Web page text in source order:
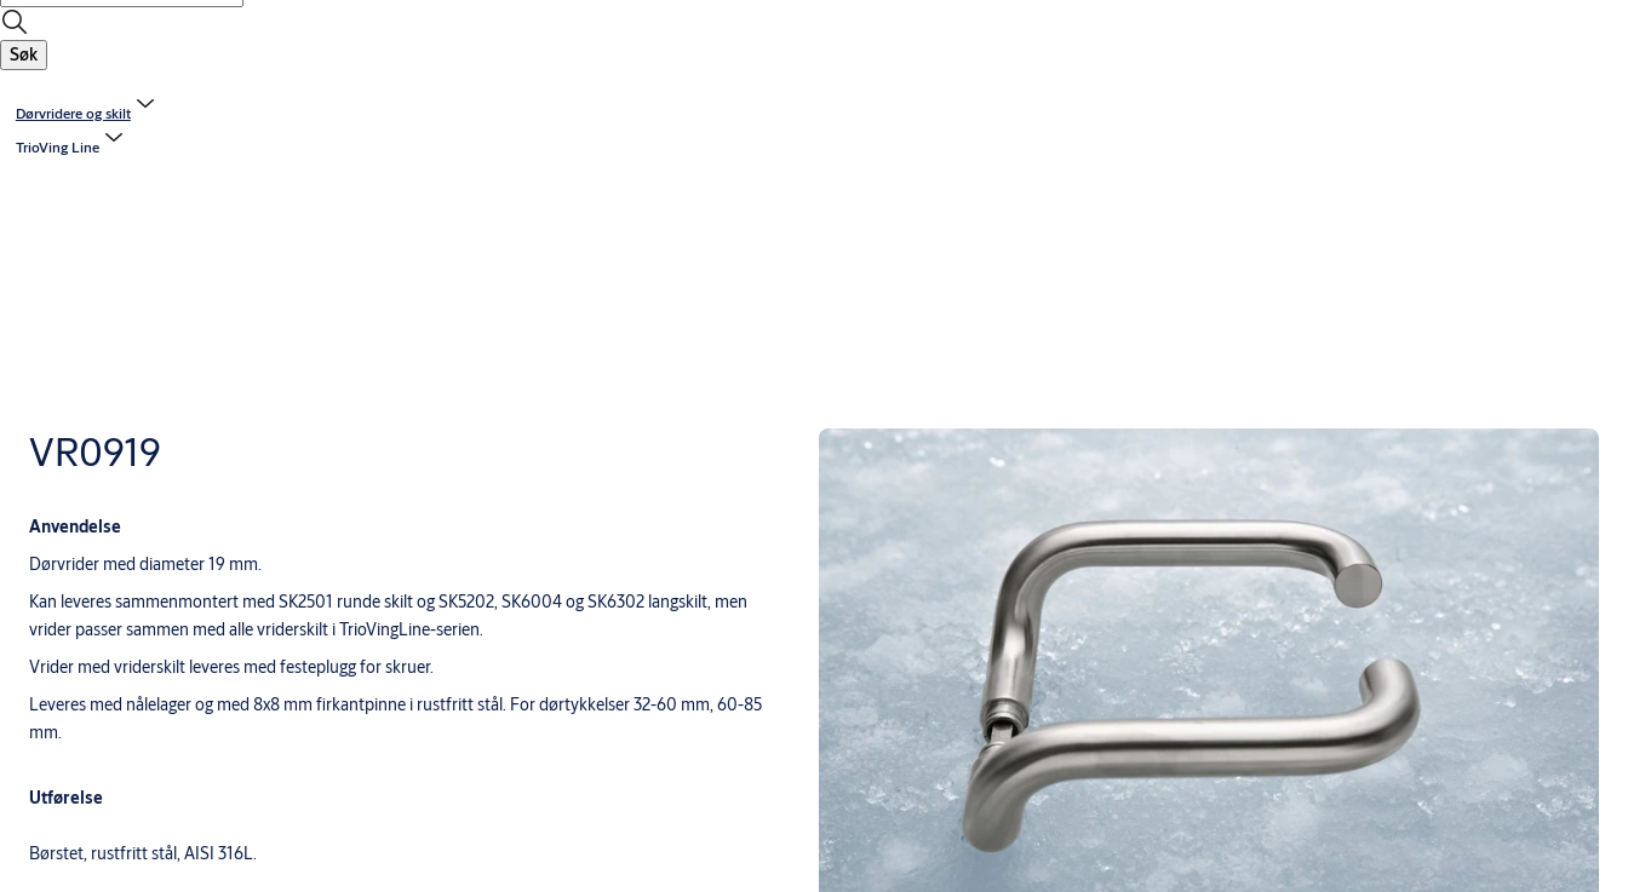
Søk
Dørvridere og skilt
TrioVing Line
VR0919
Anvendelse
Dørvrider med diameter 19 mm.
Kan leveres sammenmontert med SK2501 runde skilt og SK5202, SK6004 og SK6302 langskilt, men
vrider passer sammen med alle vriderskilt i TrioVingLine-serien.
Vrider med vriderskilt leveres med festeplugg for skruer.
Leveres med nålelager og med 8x8 mm firkantpinne i rustfritt stål. For dørtykkelser 32-60 mm, 60-85
mm.
Utførelse
Børstet, rustfritt stål, AISI 316L.